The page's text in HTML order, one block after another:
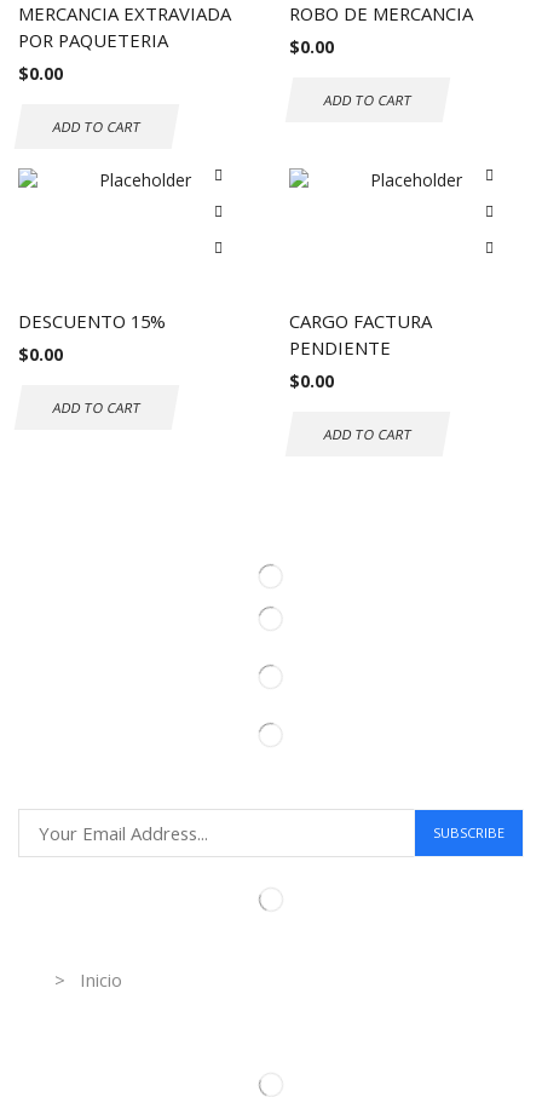
MERCANCIA EXTRAVIADA
POR PAQUETERIA
$0.00
ADD TO CART
ROBO DE MERCANCIA
$0.00
ADD TO CART
DESCUENTO 15%
$0.00
ADD TO CART
CARGO FACTURA
PENDIENTE
$0.00
ADD TO CART
> Inicio